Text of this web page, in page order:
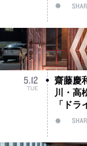
5.12
TUE
齋藤慶
川・高
「ド